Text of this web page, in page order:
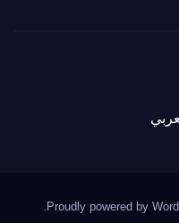
Proudly powered by
.